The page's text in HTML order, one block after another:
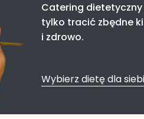
Catering
tylko tracić zbędne
i zdrowo.
Wybierz dietę dla